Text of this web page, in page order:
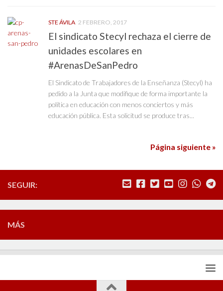
STE ÁVILA 2 FEBRERO, 2017
El sindicato Stecyl rechaza el cierre de
unidades escolares en
#ArenasDeSanPedro
El Sindicato de Trabajadores de la Enseñanza (Stecyl) ha
pedido a la Junta que modifique de forma importante la
política en educación con menos conciertos y más
educación pública. Esta solicitud se produce tras...
Página siguiente »
SEGUIR:
MÁS